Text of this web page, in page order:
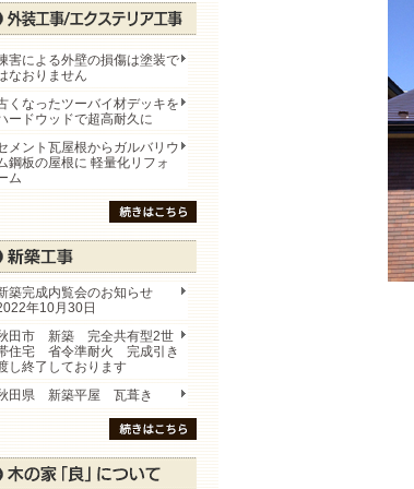
害による外壁の損傷は塗装で
なおりません
くなったツーバイ材デッキを
ードウッドで超高耐久に
メント瓦屋根からガルバリウ
鋼板の屋根に 軽量化リフォ
ム
築完成内覧会のお知らせ
年10月30日
田市 新築 完全共有型2世
住宅 省令準耐火 完成引き
し終了しております
田県 新築平屋 瓦葺き